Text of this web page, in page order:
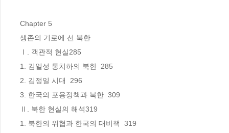
Chapter 5
생존의 기로에 선 북한
Ⅰ. 객관적 현실285
1. 김일성 통치하의 북한  285
2. 김정일 시대  296
3. 한국의 포용정책과 북한  309
Ⅱ. 북한 현실의 해석319
1. 북한의 위협과 한국의 대비책  319